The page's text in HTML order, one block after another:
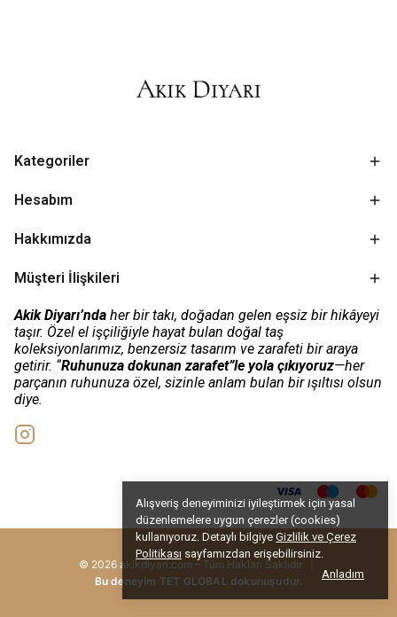
Alışveriş deneyiminizi iyileştirmek için yasal
düzenlemelere uygun çerezler (cookies)
kullanıyoruz. Detaylı bilgiye Gizlilik ve Çerez
Politikası sayfamızdan erişebilirsiniz.
Anladım
Kategoriler
Hesabım
Hakkımızda
Müşteri İlişkileri
Akik Diyarı’nda her bir takı, doğadan gelen eşsiz bir hikâyeyi
taşır. Özel el işçiliğiyle hayat bulan doğal taş
koleksiyonlarımız, benzersiz tasarım ve zarafeti bir araya
getirir. “Ruhunuza dokunan zarafet”le yola çıkıyoruz—her
parçanın ruhunuza özel, sizinle anlam bulan bir ışıltısı olsun
diye.
© 2026 akikdiyari.com – Tüm Hakları Saklıdır
Bu deneyim TET GLOBAL dokunuşudur.